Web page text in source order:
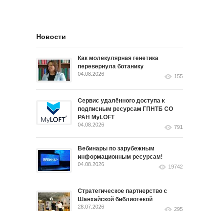
Новости
Как молекулярная генетика
перевернула ботанику
04.08.2026 155
Сервис удалённого доступа к
подписным ресурсам ГПНТБ СО
РАН MyLOFT
04.08.2026 791
Вебинары по зарубежным
информационным ресурсам!
04.08.2026 19742
Стратегическое партнерство с
Шанхайской библиотекой
28.07.2026 295